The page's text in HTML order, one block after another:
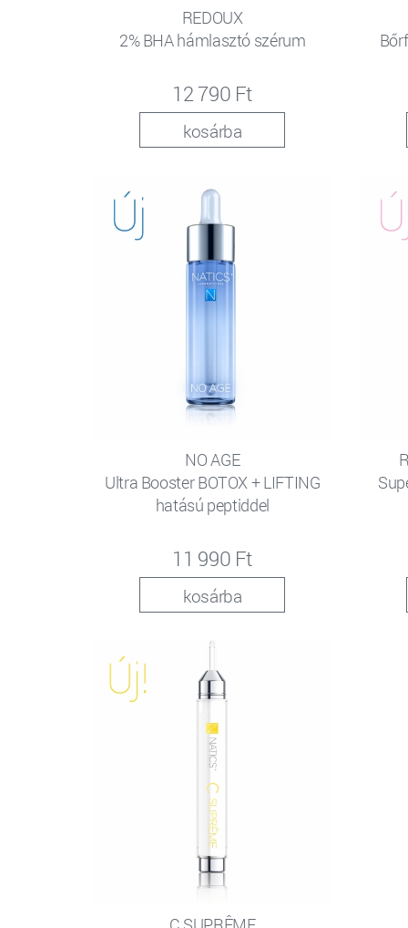
REDOUX
2% BHA hámlasztó szérum
12 790 Ft
kosárba
NO AGE
Ultra Booster BOTOX + LIFTING
hatású peptiddel
11 990 Ft
kosárba